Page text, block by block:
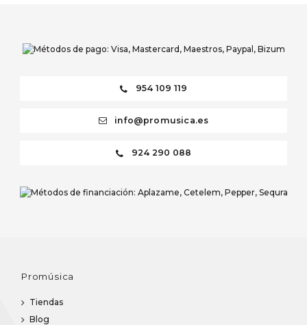
954 109 119
info@promusica.es
924 290 088
Promúsica
Tiendas
Blog